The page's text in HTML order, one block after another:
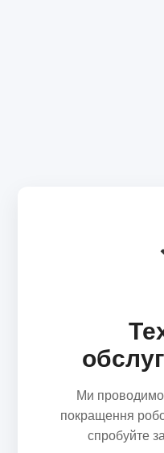
Ми проводимо
покращення
спробуйте